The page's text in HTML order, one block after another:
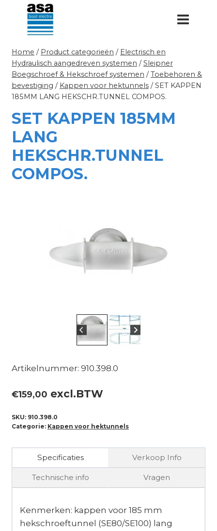
Doorgaan
inhoud
Home / Product categorieën / Electrisch en
Hydraulisch aangedreven systemen / Sleipner
Boegschroef & Hekschroef systemen / Toebehoren &
bevestiging / Kappen voor hektunnels / SET KAPPEN
185MM LANG HEKSCHR.TUNNEL COMPOS.
SET KAPPEN 185MM
LANG
HEKSCHR.TUNNEL
COMPOS.
Artikelnummer: 910.398.0
€159,00 excl.BTW
SKU: 910.398.0
Categorie: Kappen voor hektunnels
Specificaties Verkoop Info
Technische info Vragen
Kenmerken: kappen voor 185 mm
hekschroeftunnel (SE80/SE100) lang